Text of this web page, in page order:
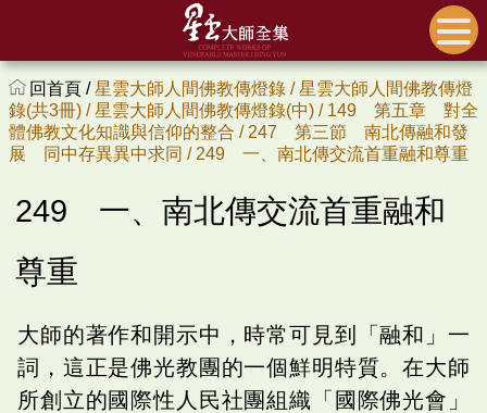
回首頁 /星雲大師人間佛教傳燈錄 /星雲大師人間佛教傳燈
錄(共3冊) /星雲大師人間佛教傳燈錄(中) / 149 第五章 對全
體佛教文化知識與信仰的整合 / 247 第三節 南北傳融和發
展 同中存異異中求同 / 249 一、南北傳交流首重融和尊重
249 一、南北傳交流首重融和
尊重
大師的著作和開示中，時常可見到「融和」一
詞，這正是佛光教團的一個鮮明特質。在大師
所創立的國際性人民社團組織「國際佛光會」